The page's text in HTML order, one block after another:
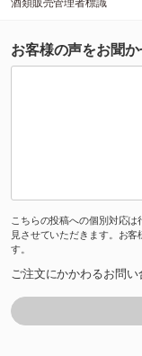
お客様の声をお聞
こちらの投稿への個別対応
見させていただきます。お
す。
ご注文にかかわるお問い